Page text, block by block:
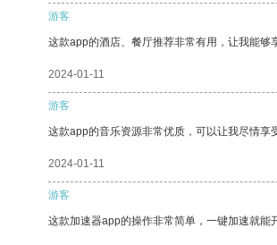
游客
这款app的酒店、餐厅推荐非常有用，让我能够
2024-01-11
游客
这款app的音乐资源非常优质，可以让我尽情享
2024-01-11
游客
这款加速器app的操作非常简单，一键加速就能